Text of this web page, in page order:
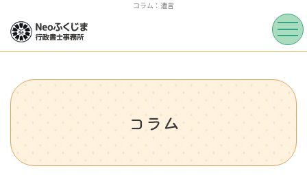
コラム：遺言
コラム